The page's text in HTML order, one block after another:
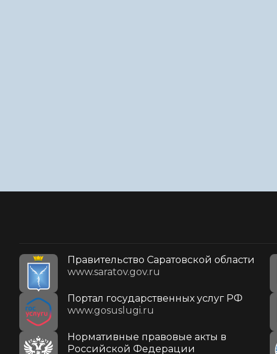
Правительство Саратовской области
www.saratov.gov.ru
Портал государственных услуг РФ
www.gosuslugi.ru
Нормативные правовые акты в
Российской Федерации